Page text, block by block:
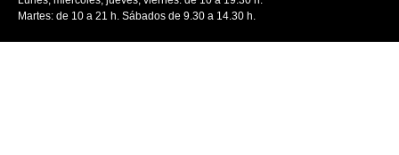
Martes: de 10 a 21 h. Sábados de 9.30 a 14.30 h.